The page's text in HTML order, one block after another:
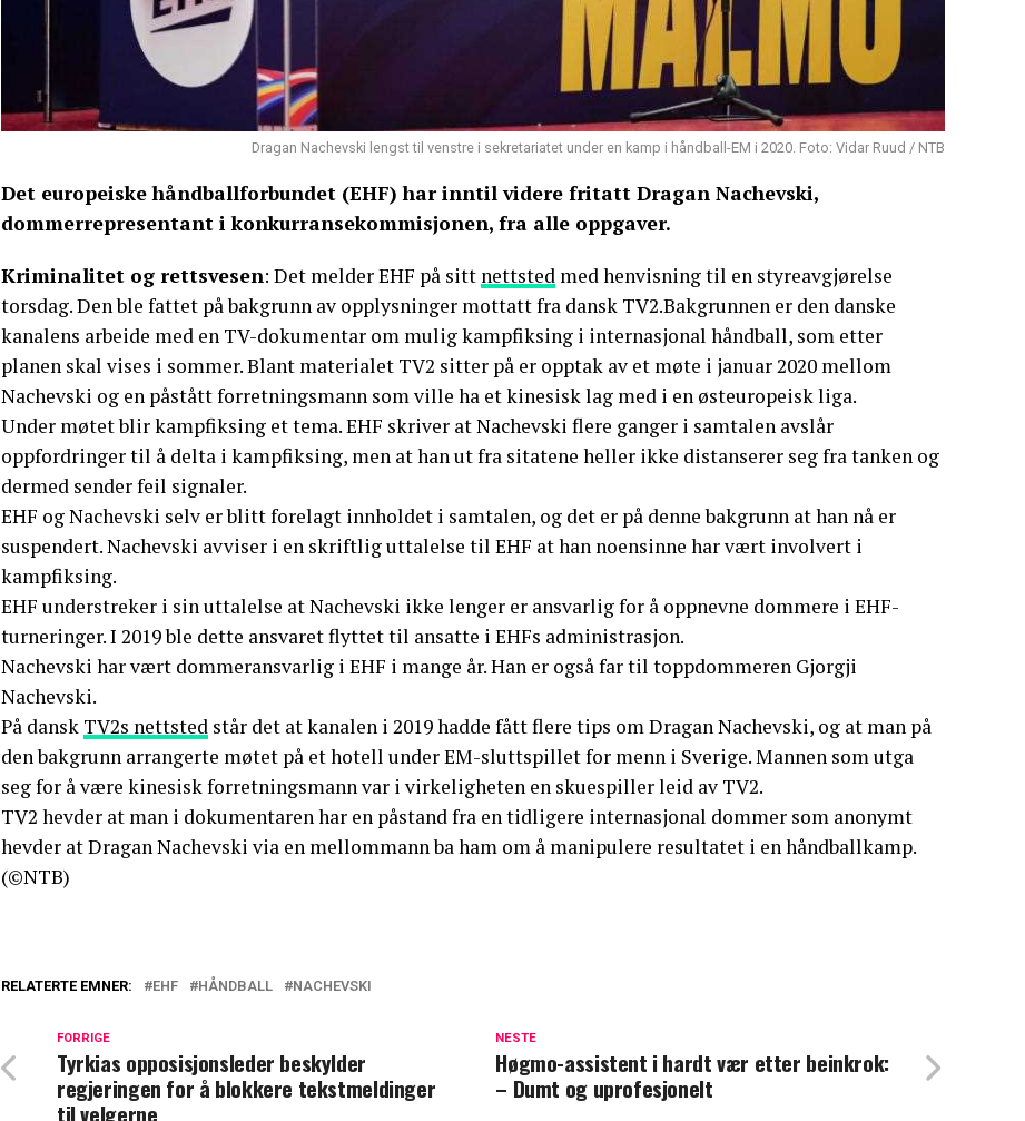
Dragan Nachevski lengst til venstre i sekretariatet under en kamp i håndball-EM i 2020. Foto: Vidar Ruud / NTB
Det europeiske håndballforbundet (EHF) har inntil videre fritatt Dragan Nachevski,
dommerrepresentant i konkurransekommisjonen, fra alle oppgaver.
Kriminalitet og rettsvesen: Det melder EHF på sitt nettsted med henvisning til en styreavgjørelse
torsdag. Den ble fattet på bakgrunn av opplysninger mottatt fra dansk TV2.Bakgrunnen er den danske
kanalens arbeide med en TV-dokumentar om mulig kampfiksing i internasjonal håndball, som etter
planen skal vises i sommer. Blant materialet TV2 sitter på er opptak av et møte i januar 2020 mellom
Nachevski og en påstått forretningsmann som ville ha et kinesisk lag med i en østeuropeisk liga.
Under møtet blir kampfiksing et tema. EHF skriver at Nachevski flere ganger i samtalen avslår
oppfordringer til å delta i kampfiksing, men at han ut fra sitatene heller ikke distanserer seg fra tanken og
dermed sender feil signaler.
EHF og Nachevski selv er blitt forelagt innholdet i samtalen, og det er på denne bakgrunn at han nå er
suspendert. Nachevski avviser i en skriftlig uttalelse til EHF at han noensinne har vært involvert i
kampfiksing.
EHF understreker i sin uttalelse at Nachevski ikke lenger er ansvarlig for å oppnevne dommere i EHF-
turneringer. I 2019 ble dette ansvaret flyttet til ansatte i EHFs administrasjon.
Nachevski har vært dommeransvarlig i EHF i mange år. Han er også far til toppdommeren Gjorgji
Nachevski.
På dansk TV2s nettsted står det at kanalen i 2019 hadde fått flere tips om Dragan Nachevski, og at man på
den bakgrunn arrangerte møtet på et hotell under EM-sluttspillet for menn i Sverige. Mannen som utga
seg for å være kinesisk forretningsmann var i virkeligheten en skuespiller leid av TV2.
TV2 hevder at man i dokumentaren har en påstand fra en tidligere internasjonal dommer som anonymt
hevder at Dragan Nachevski via en mellommann ba ham om å manipulere resultatet i en håndballkamp.
(©NTB)
RELATERTE EMNER: EHF HÅNDBALL NACHEVSKI
NESTE
Høgmo-assistent i hardt vær etter beinkrok:
– Dumt og uprofesjonelt
FORRIGE
Tyrkias opposisjonsleder beskylder
regjeringen for å blokkere tekstmeldinger
til velgerne